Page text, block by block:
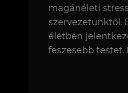
magánéleti
szervezetünktől.
életben
feszesebb